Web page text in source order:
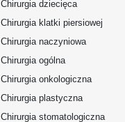
Chirurgia dziecięca
Chirurgia klatki piersiowej
Chirurgia naczyniowa
Chirurgia ogólna
Chirurgia onkologiczna
Chirurgia plastyczna
Chirurgia stomatologiczna